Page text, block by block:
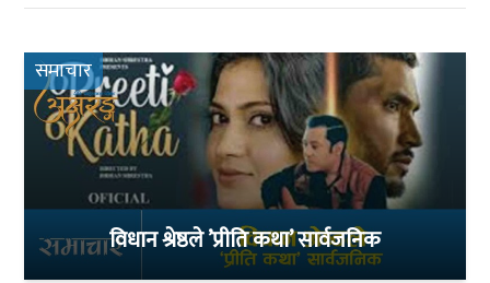
समाचार
विधान श्रेष्ठले ’प्रीति कथा’ सार्वजनिक